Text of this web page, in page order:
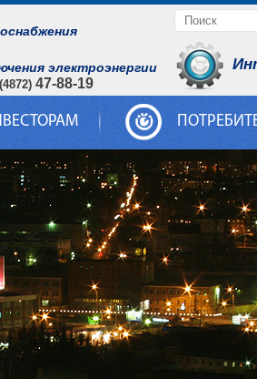
электроэнергии
47-88-19